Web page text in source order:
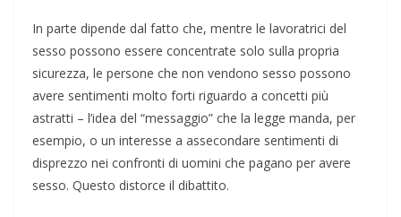
In parte dipende dal fatto che, mentre le lavoratrici del
sesso possono essere concentrate solo sulla propria
sicurezza, le persone che non vendono sesso possono
avere sentimenti molto forti riguardo a concetti più
astratti – l’idea del “messaggio” che la legge manda, per
esempio, o un interesse a assecondare sentimenti di
disprezzo nei confronti di uomini che pagano per avere
sesso. Questo distorce il dibattito.